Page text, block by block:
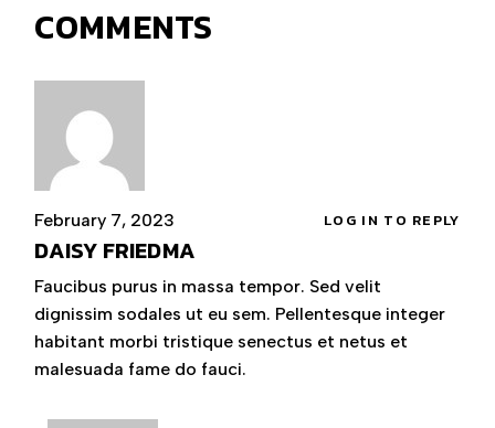
COMMENTS
February 7, 2023 LOG IN TO REPLY
DAISY FRIEDMA
Faucibus purus in massa tempor. Sed velit
dignissim sodales ut eu sem. Pellentesque integer
habitant morbi tristique senectus et netus et
malesuada fame do fauci.